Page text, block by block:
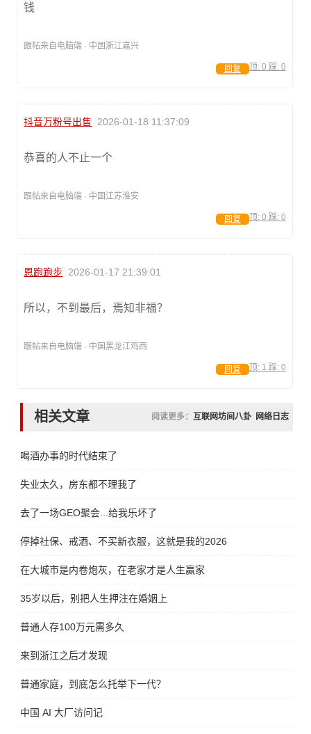
钱
跟帖来自电脑端 · 中国浙江嘉兴
顶: 0 踩: 0
回复
抖音万粉号出售 2026-01-18 11:37:09
恭喜的人不止一个
跟帖来自电脑端 · 中国江苏淮安
顶: 0 踩: 0
回复
恩跑跑步 2026-01-17 21:39:01
所以，不到最后，焉知非福？
跟帖来自电脑端 · 中国黑龙江鸡西
顶: 1 踩: 0
回复
相关文章 阅读更多： 互联网坊间八卦 网络日志
喝酒办事的时代结束了
失业太久，房东都不理我了
去了一场GEO聚会...给我乐坏了
停掉社保、戒酒、不买新衣服，这就是我的2026
在大城市是内卷炮灰，在老家才是人生赢家
35岁以后，别把人生押注在婚姻上
普通人存100万元需多久
来到浙江之后才发现
普通家庭，到底怎么托举下一代？
中国 AI 大厂访问记